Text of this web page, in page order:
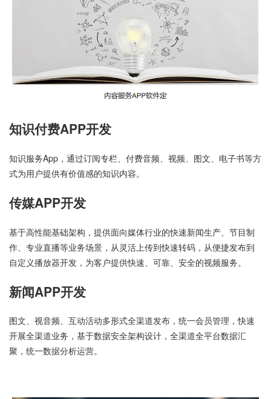
知识付费APP开发
知识服务App，通过订阅专栏、付费音频、视频、图文、电子书等方
式为用户提供有价值感的知识内容。
传媒APP开发
基于高性能基础架构，提供面向媒体行业的快速新闻生产、节目制
作、专业直播等业务场景，从灵活上传到快速转码，从便捷发布到
自定义播放器开发，为客户提供快速、可靠、安全的视频服务。
新闻APP开发
图文、视音频、互动活动多形式全渠道发布，统一会员管理，快速
开展全渠道业务，基于数据安全架构设计，全渠道全平台数据汇
聚，统一数据分析运营。